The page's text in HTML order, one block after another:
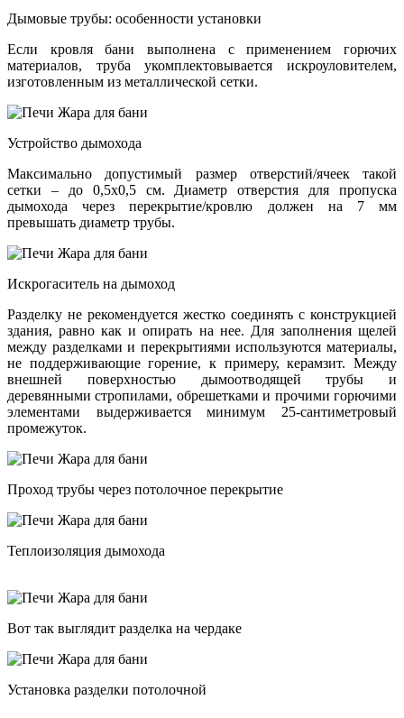
Дымовые трубы: особенности установки
Если кровля бани выполнена с применением горючих
материалов, труба укомплектовывается искроуловителем,
изготовленным из металлической сетки.
Устройство дымохода
Максимально допустимый размер отверстий/ячеек такой
сетки – до 0,5х0,5 см. Диаметр отверстия для пропуска
дымохода через перекрытие/кровлю должен на 7 мм
превышать диаметр трубы.
Искрогаситель на дымоход
Разделку не рекомендуется жестко соединять с конструкцией
здания, равно как и опирать на нее. Для заполнения щелей
между разделками и перекрытиями используются материалы,
не поддерживающие горение, к примеру, керамзит. Между
внешней поверхностью дымоотводящей трубы и
деревянными стропилами, обрешетками и прочими горючими
элементами выдерживается минимум 25-сантиметровый
промежуток.
Проход трубы через потолочное перекрытие
Теплоизоляция дымохода
Вот так выглядит разделка на чердаке
Установка разделки потолочной